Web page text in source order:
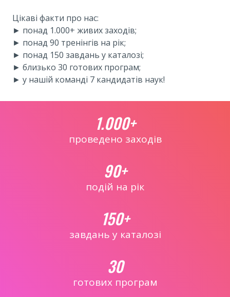
Цікаві факти про нас:
► понад 1.000+ живих заходів;
► понад 90 тренінгів на рік;
► понад 150 завдань у каталозі;
► близько 30 готових програм;
► у нашій команді 7 кандидатів наук!
1.000+
проведено заходів
90+
подій на рік
150+
завдань у каталозі
30
готових програм